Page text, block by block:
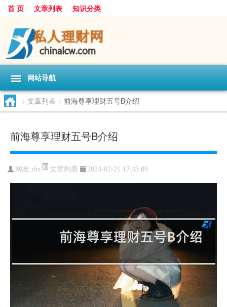
首 页 文章列表 知识分类
网站导航
> 文章列表 > 前海尊享理财五号B介绍
前海尊享理财五号B介绍
网友:rhz 文章列表 2024-02-21 17:43:09